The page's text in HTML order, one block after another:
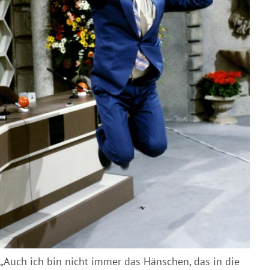
„Auch ich bin nicht immer das Hänschen, das in die